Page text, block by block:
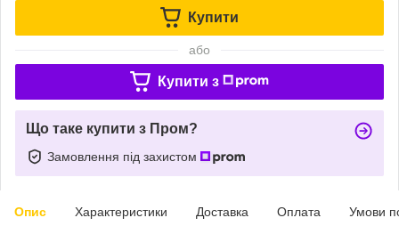
Купити
або
Купити з
Що таке купити з Пром?
Замовлення під захистом
Опис Характеристики Доставка Оплата Умови